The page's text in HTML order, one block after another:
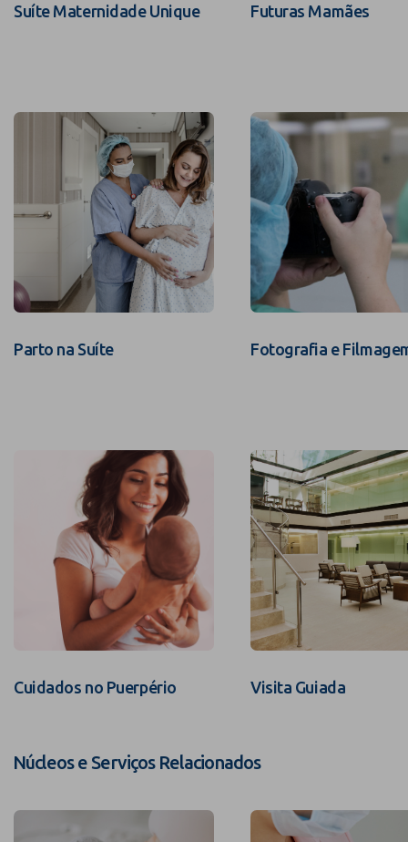
Suíte Maternidade Unique Futuras Mamães
Parto na Suíte Fotografia e
Cuidados no Puerpério Visita Guiada
Núcleos e Serviços Relacionados